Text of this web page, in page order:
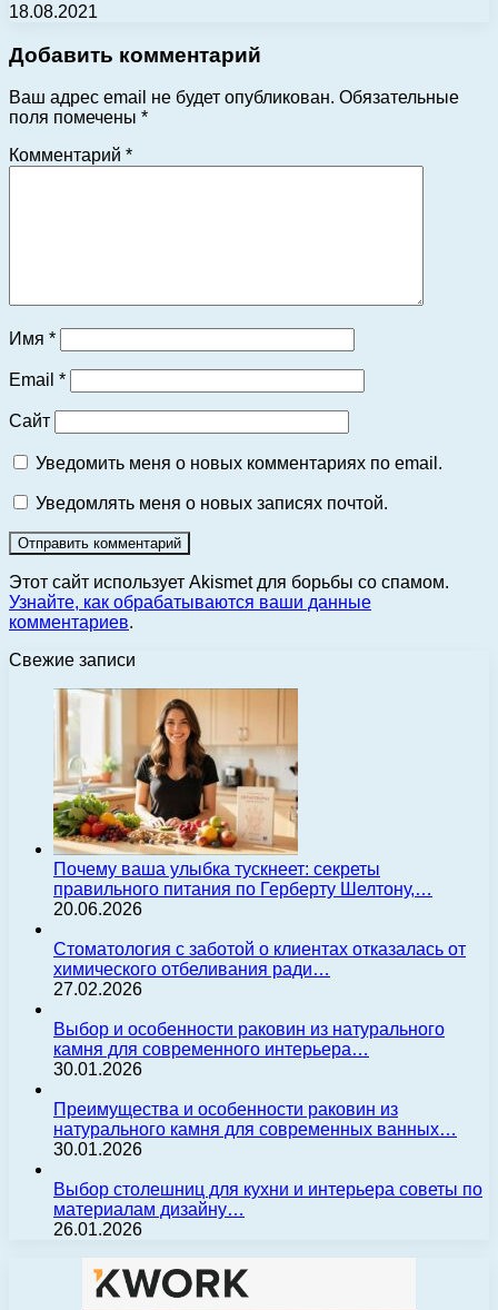
18.08.2021
Добавить комментарий
Ваш адрес email не будет опубликован. Обязательные
поля помечены *
Комментарий *
Имя *
Email *
Сайт
Уведомить меня о новых комментариях по email.
Уведомлять меня о новых записях почтой.
Этот сайт использует Akismet для борьбы со спамом.
Узнайте, как обрабатываются ваши данные
комментариев.
Свежие записи
Почему ваша улыбка тускнеет: секреты
правильного питания по Герберту Шелтону,…
20.06.2026
Стоматология с заботой о клиентах отказалась от
химического отбеливания ради…
27.02.2026
Выбор и особенности раковин из натурального
камня для современного интерьера…
30.01.2026
Преимущества и особенности раковин из
натурального камня для современных ванных…
30.01.2026
Выбор столешниц для кухни и интерьера советы по
материалам дизайну…
26.01.2026